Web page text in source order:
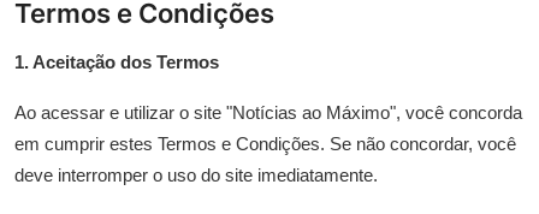
Esportes
Vales de Minas
Celebridades e Famosos
Termos e Condições
1. Aceitação dos Termos
Ao acessar e utilizar o site "Notícias ao Máximo", você concorda
em cumprir estes Termos e Condições. Se não concordar, você
deve interromper o uso do site imediatamente.